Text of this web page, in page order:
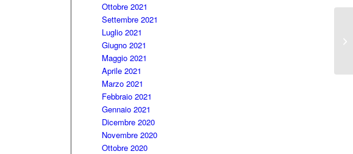
Ottobre 2021
Settembre 2021
Luglio 2021
Giugno 2021
Maggio 2021
Aprile 2021
Marzo 2021
Febbraio 2021
Gennaio 2021
Dicembre 2020
Novembre 2020
Ottobre 2020